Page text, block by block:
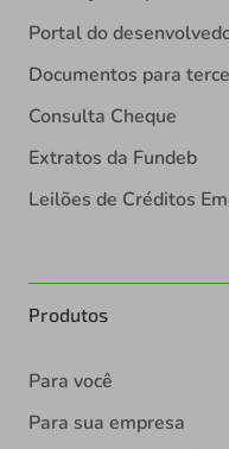
Portal do
Documentos para
Consulta Cheque
Extratos da Fundeb
Leilões de Créditos
Produtos
Para você
Para sua empresa